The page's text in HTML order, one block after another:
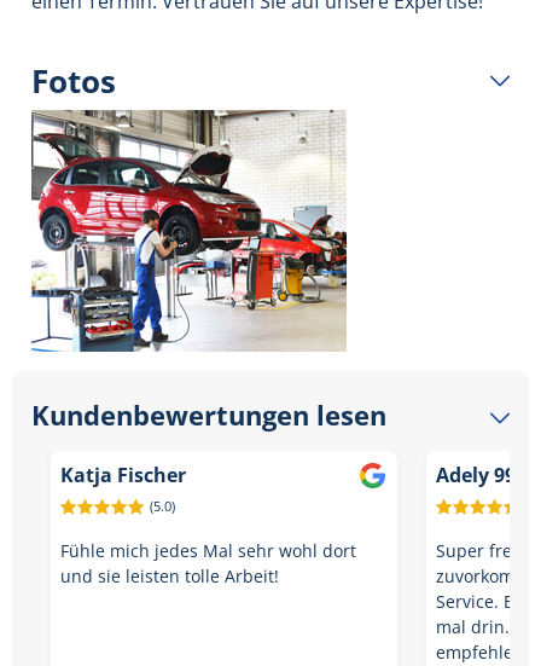
Fotos
Kundenbewertungen lesen
Katja Fischer
(5.0)
Fühle mich jedes Mal sehr wohl dort
und sie leisten tolle Arbeit!
Adely 994
Super
Service. Ein
mal drin.
empfehlen.